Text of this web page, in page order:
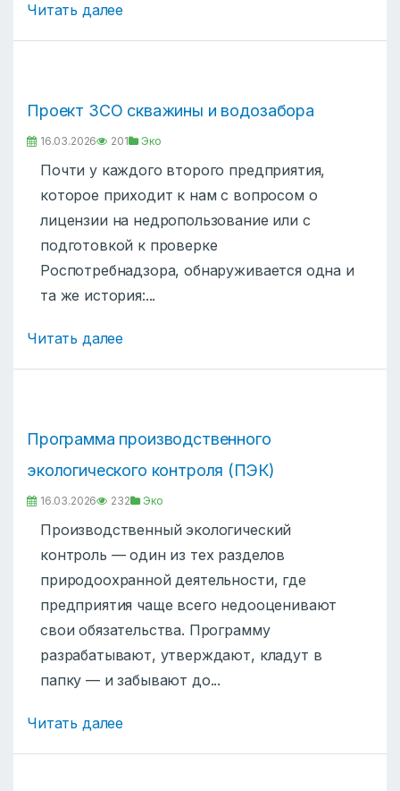
Читать далее
Проект ЗСО скважины и водозабора
16.03.2026 201 Эко
Почти у каждого второго предприятия,
которое приходит к нам с вопросом о
лицензии на недропользование или с
подготовкой к проверке
Роспотребнадзора, обнаруживается одна и
та же история:...
Читать далее
Программа производственного
экологического контроля (ПЭК)
16.03.2026 232 Эко
Производственный экологический
контроль — один из тех разделов
природоохранной деятельности, где
предприятия чаще всего недооценивают
свои обязательства. Программу
разрабатывают, утверждают, кладут в
папку — и забывают до...
Читать далее